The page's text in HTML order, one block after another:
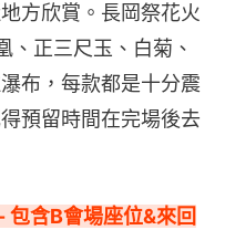
方欣賞。長岡祭花火
、正三尺玉、白菊、
布，每款都是十分震
預留時間在完場後去
包含B會場座位&來回